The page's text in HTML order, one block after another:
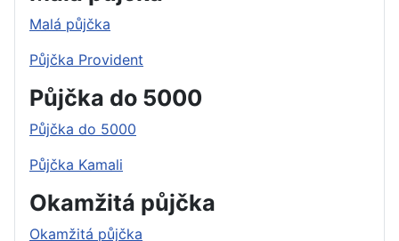
Malá půjčka
Půjčka Provident
Půjčka do 5000
Půjčka do 5000
Půjčka Kamali
Okamžitá půjčka
Okamžitá půjčka